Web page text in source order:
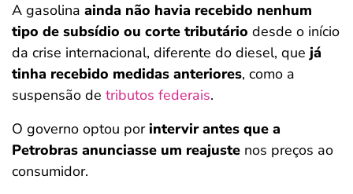
A gasolina ainda não havia recebido nenhum
tipo de subsídio ou corte tributário desde o início
da crise internacional, diferente do diesel, que já
tinha recebido medidas anteriores, como a
suspensão de tributos federais.
O governo optou porintervir antes que a
Petrobras anunciasse um reajuste nos preços ao
consumidor.